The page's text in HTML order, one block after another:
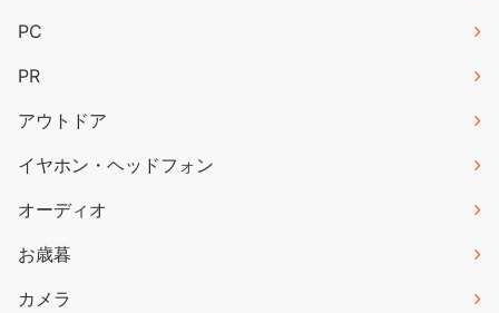
PC
PR
アウトドア
イヤホン・ヘッドフォン
オーディオ
お歳暮
カメラ